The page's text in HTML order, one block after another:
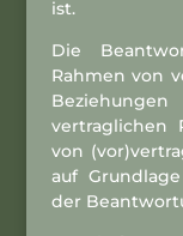
ist.
Die
Rahmen von
vertraglichen
von
auf
der